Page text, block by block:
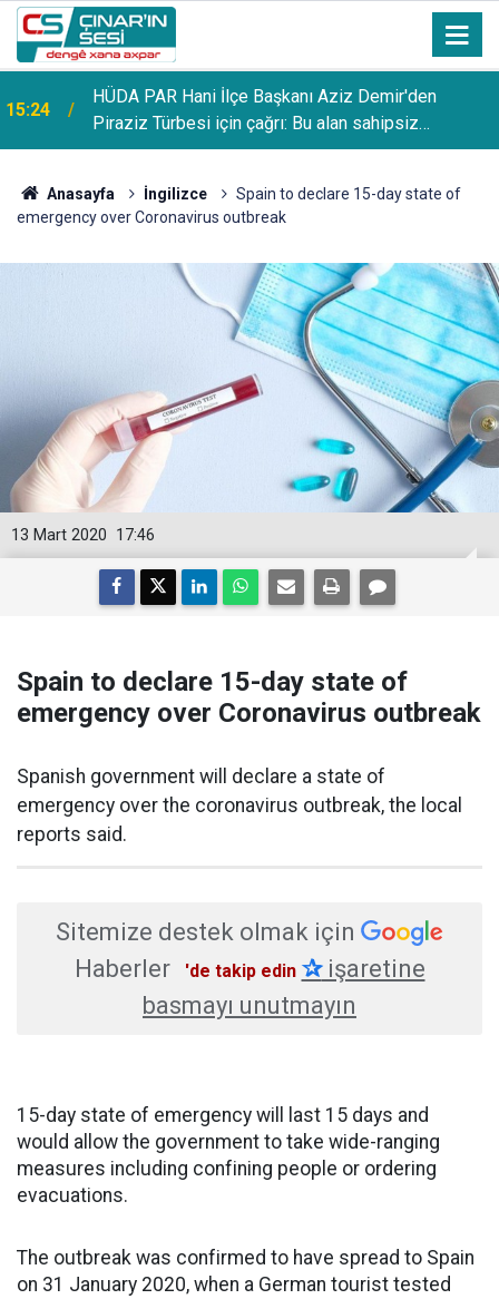
15:24
HÜDA PAR Hani İlçe Başkanı Aziz Demir'den
Piraziz Türbesi için çağrı: Bu alan sahipsiz
bırakılmamalı
Anasayfa İngilizce
Spain to declare 15-day state of
emergency over Coronavirus outbreak
17:46
13 Mart 2020
Spain to declare 15-day state of
emergency over Coronavirus outbreak
Spanish government will declare a state of
emergency over the coronavirus outbreak, the local
reports said.
Sitemize destek olmak için
Haberler
'de takip edin ✰işaretine
basmayı unutmayın
15-day state of emergency will last 15 days and
would allow the government to take wide-ranging
measures including confining people or ordering
evacuations.
The outbreak was confirmed to have spread to Spain
on 31 January 2020, when a German tourist tested